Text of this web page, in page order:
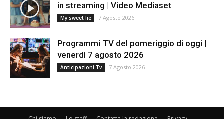
in streaming | Video Mediaset
My sweet lie 7 Agosto 2026
Programmi TV del pomeriggio di oggi |
venerdì 7 agosto 2026
Anticipazioni Tv 7 Agosto 2026